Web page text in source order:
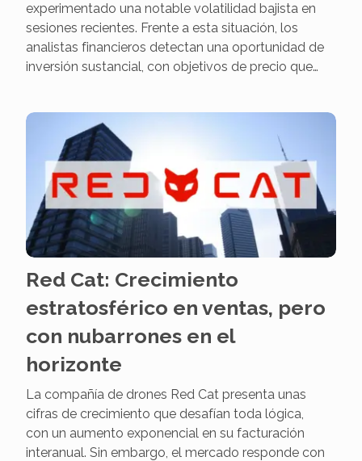
experimentado una notable volatilidad bajista en
sesiones recientes. Frente a esta situación, los
analistas financieros detectan una oportunidad de
inversión sustancial, con objetivos de precio que…
Red Cat: Crecimiento
estratosférico en ventas, pero
con nubarrones en el
horizonte
La compañía de drones Red Cat presenta unas
cifras de crecimiento que desafían toda lógica,
con un aumento exponencial en su facturación
interanual. Sin embargo, el mercado responde con